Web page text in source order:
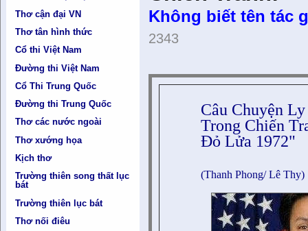
Thơ cận đại VN
Thơ tân hình thức
Cổ thi Việt Nam
Đường thi Việt Nam
Cổ Thi Trung Quốc
Đường thi Trung Quốc
Thơ các nước ngoài
Thơ xướng họa
Kịch thơ
Trường thiên song thất lục
bát
Trường thiên lục bát
Thơ nối điêu
Không biết tên tác
2343
Câu Chuyện
Trong Chiến
Đỏ Lửa 1972"
(Thanh Phong/ Lê Thy)